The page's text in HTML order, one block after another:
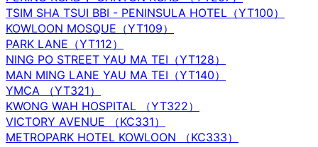
TSIM SHA TSUI BBI - PENINSULA HOTEL（YT100）
KOWLOON MOSQUE（YT109）
PARK LANE（YT112）
NING PO STREET YAU MA TEI（YT128）
MAN MING LANE YAU MA TEI（YT140）
YMCA （YT321）
KWONG WAH HOSPITAL （YT322）
VICTORY AVENUE （KC331）
METROPARK HOTEL KOWLOON （KC333）